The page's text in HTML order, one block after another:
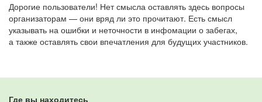
Дорогие пользователи! Нет смысла оставлять здесь вопросы
организаторам — они вряд ли это прочитают. Есть смысл
указывать на ошибки и неточности в инфомации о забегах,
а также оставлять свои впечатления для будущих участников.
Где вы находитесь